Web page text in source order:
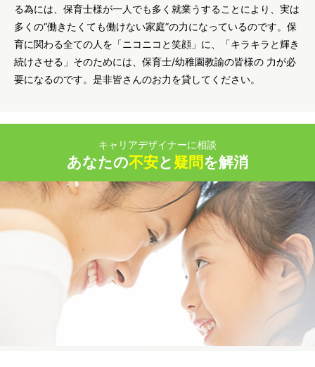
る為には、保育士様が一人でも多く就業うすることにより、実は
多くの“働きたくても働けない家庭”の力になっているのです。保
育に関わる全ての人を「ニコニコと笑顔」に、「キラキラと輝き
続けさせる」そのためには、保育士/幼稚園教諭の皆様の 力が必
要になるのです。是非皆さんのお力を貸してください。
キャリアデザイナーに相談
あなたの不安と 疑問 を解消